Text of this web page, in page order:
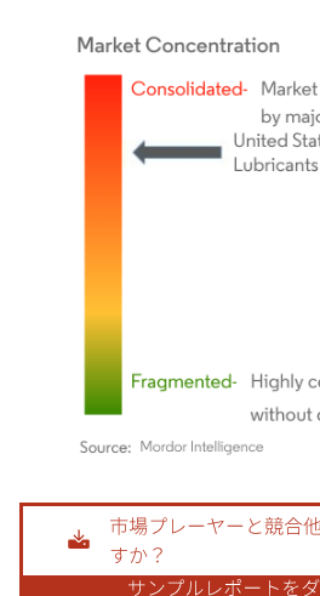
画像 © Mordor Intelligence。再利用にはCC